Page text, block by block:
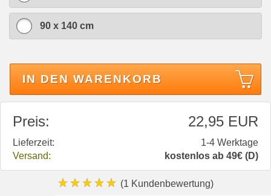
90 x 140 cm
IN DEN WARENKORB
Preis: 22,95 EUR
Lieferzeit:
1-4 Werktage
Versand:
kostenlos ab 49€ (D)
★★★★★ (1 Kundenbewertung)